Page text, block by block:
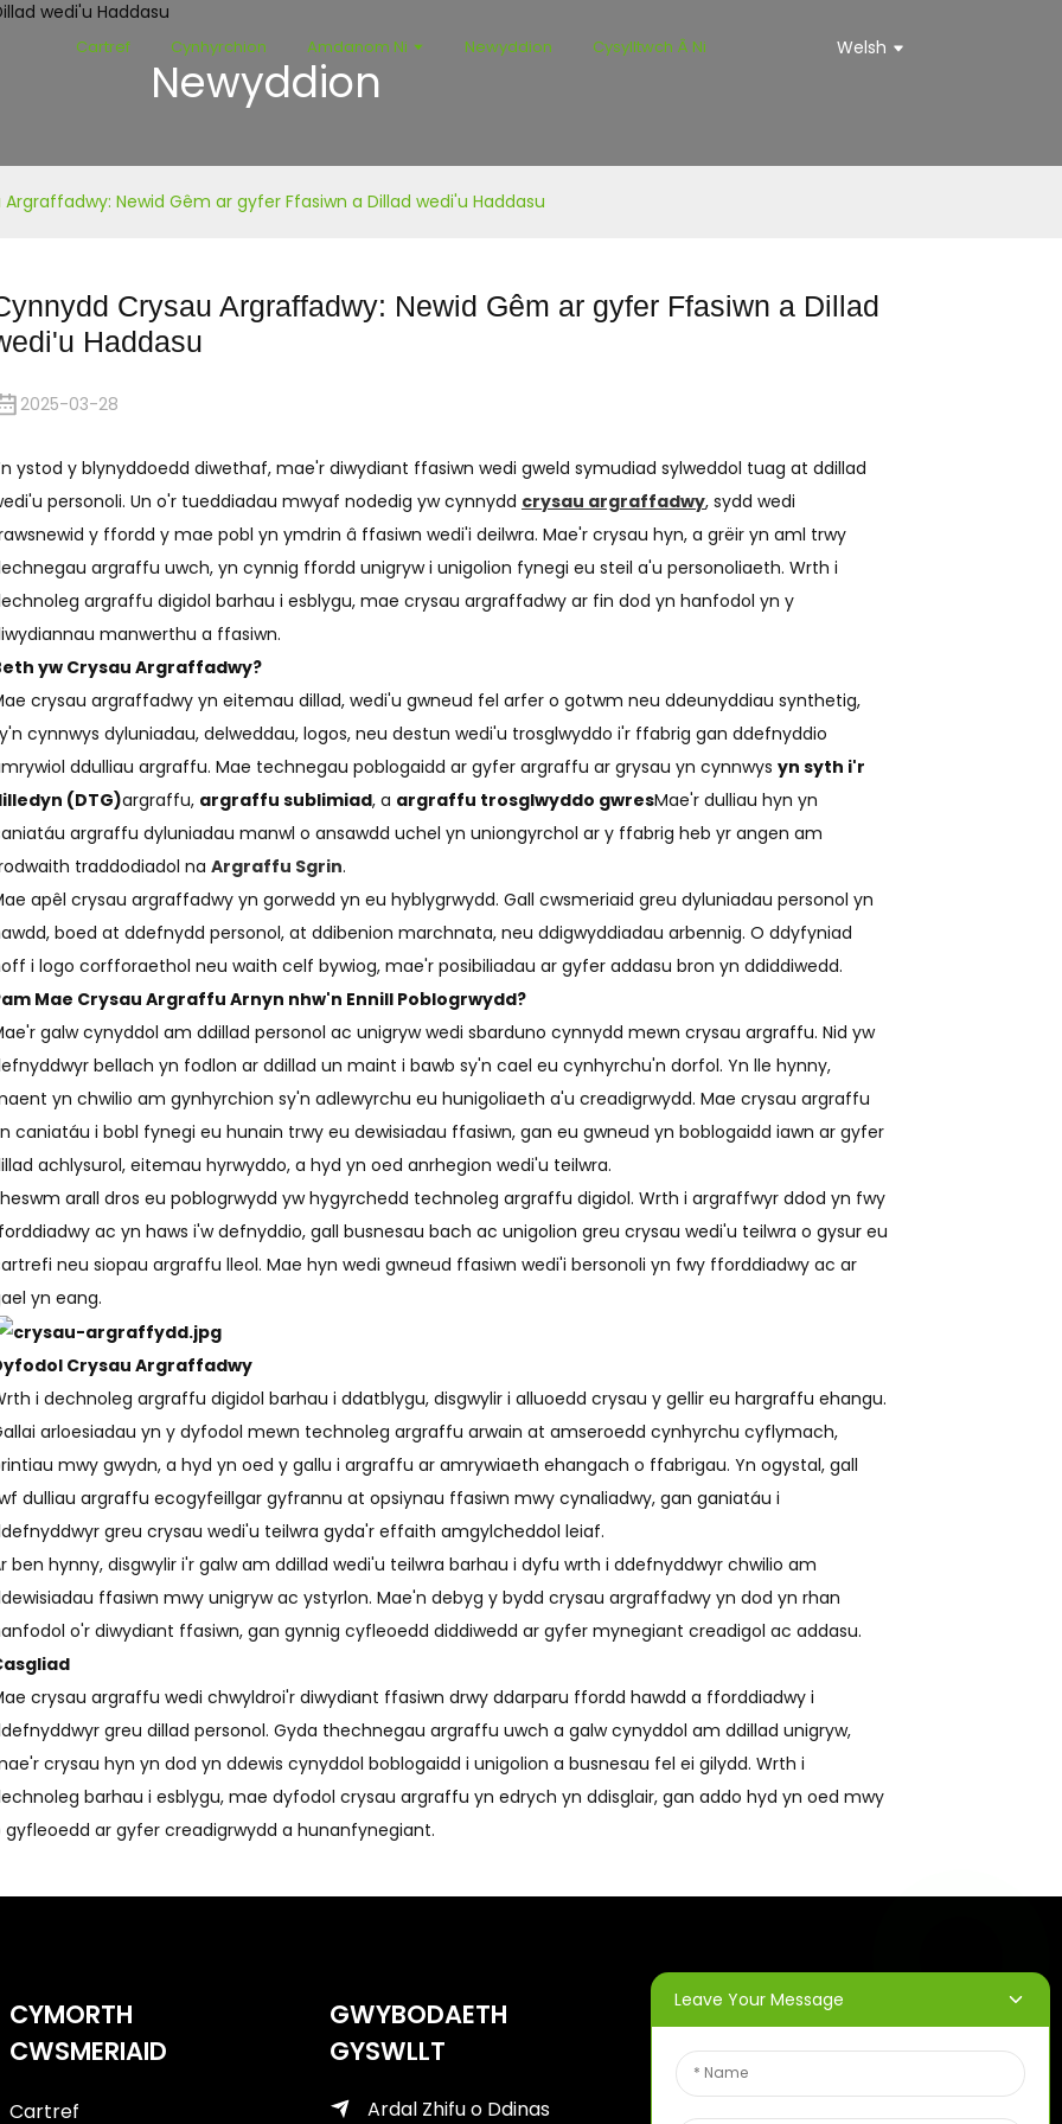
Cartref Cynhyrchion Amdanom Ni Newyddion Cysylltwch Â Ni Welsh
Newyddion
Newid Gêm ar gyfer Ffasiwn a Dillad wedi'u Haddasu
Crysau Argraffadwy: Newid Gêm ar gyfer Ffasiwn a Dillad
Haddasu
2025-03-28
ystod y blynyddoedd diwethaf, mae'r diwydiant ffasiwn wedi gweld symudiad sylweddol tuag at ddillad
personoli. Un o'r tueddiadau mwyaf nodedig yw cynnydd crysau argraffadwy, sydd wedi
y ffordd y mae pobl yn ymdrin â ffasiwn wedi'i deilwra. Mae'r crysau hyn, a grëir yn aml trwy
argraffu uwch, yn cynnig ffordd unigryw i unigolion fynegi eu steil a'u personoliaeth. Wrth i
argraffu digidol barhau i esblygu, mae crysau argraffadwy ar fin dod yn hanfodol yn y
manwerthu a ffasiwn.
yw Crysau Argraffadwy?
crysau argraffadwy yn eitemau dillad, wedi'u gwneud fel arfer o gotwm neu ddeunyddiau synthetig,
cynnwys dyluniadau, delweddau, logos, neu destun wedi'u trosglwyddo i'r ffabrig gan ddefnyddio
ddulliau argraffu. Mae technegau poblogaidd ar gyfer argraffu ar grysau yn cynnwys yn syth i'r
(DTG)argraffu, argraffu sublimiad, a argraffu trosglwyddo gwresMae'r dulliau hyn yn
argraffu dyluniadau manwl o ansawdd uchel yn uniongyrchol ar y ffabrig heb yr angen am
traddodiadol na Argraffu Sgrin.
apêl crysau argraffadwy yn gorwedd yn eu hyblygrwydd. Gall cwsmeriaid greu dyluniadau personol yn
boed at ddefnydd personol, at ddibenion marchnata, neu ddigwyddiadau arbennig. O ddyfyniad
i logo corfforaethol neu waith celf bywiog, mae'r posibiliadau ar gyfer addasu bron yn ddiddiwedd.
Mae Crysau Argraffu Arnyn nhw'n Ennill Poblogrwydd?
galw cynyddol am ddillad personol ac unigryw wedi sbarduno cynnydd mewn crysau argraffu. Nid yw
bellach yn fodlon ar ddillad un maint i bawb sy'n cael eu cynhyrchu'n dorfol. Yn lle hynny,
yn chwilio am gynhyrchion sy'n adlewyrchu eu hunigoliaeth a'u creadigrwydd. Mae crysau argraffu
caniatáu i bobl fynegi eu hunain trwy eu dewisiadau ffasiwn, gan eu gwneud yn boblogaidd iawn ar gyfer
achlysurol, eitemau hyrwyddo, a hyd yn oed anrhegion wedi'u teilwra.
arall dros eu poblogrwydd yw hygyrchedd technoleg argraffu digidol. Wrth i argraffwyr ddod yn fwy
ac yn haws i'w defnyddio, gall busnesau bach ac unigolion greu crysau wedi'u teilwra o gysur eu
neu siopau argraffu lleol. Mae hyn wedi gwneud ffasiwn wedi'i bersonoli yn fwy fforddiadwy ac ar
yn eang.
Crysau Argraffadwy
i dechnoleg argraffu digidol barhau i ddatblygu, disgwylir i alluoedd crysau y gellir eu hargraffu ehangu.
arloesiadau yn y dyfodol mewn technoleg argraffu arwain at amseroedd cynhyrchu cyflymach,
mwy gwydn, a hyd yn oed y gallu i argraffu ar amrywiaeth ehangach o ffabrigau. Yn ogystal, gall
dulliau argraffu ecogyfeillgar gyfrannu at opsiynau ffasiwn mwy cynaliadwy, gan ganiatáu i
greu crysau wedi'u teilwra gyda'r effaith amgylcheddol leiaf.
ben hynny, disgwylir i'r galw am ddillad wedi'u teilwra barhau i dyfu wrth i ddefnyddwyr chwilio am
ffasiwn mwy unigryw ac ystyrlon. Mae'n debyg y bydd crysau argraffadwy yn dod yn rhan
o'r diwydiant ffasiwn, gan gynnig cyfleoedd diddiwedd ar gyfer mynegiant creadigol ac addasu.
crysau argraffu wedi chwyldroi'r diwydiant ffasiwn drwy ddarparu ffordd hawdd a fforddiadwy i
greu dillad personol. Gyda thechnegau argraffu uwch a galw cynyddol am ddillad unigryw,
crysau hyn yn dod yn ddewis cynyddol boblogaidd i unigolion a busnesau fel ei gilydd. Wrth i
barhau i esblygu, mae dyfodol crysau argraffu yn edrych yn ddisglair, gan addo hyd yn oed mwy
gyfleoedd ar gyfer creadigrwydd a hunanfynegiant.
CYMORTH
CWSMERIAID
Cartref
GWYBODAETH
GYSWLLT
Ardal Zhifu o Ddinas
CYLCHLYTHYRAU
Rhowch eich cyfeiriad e-
Leave Your Message